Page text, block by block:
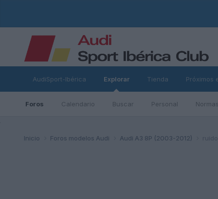
AudiSport-Ibérica Explorar
Foros Calendario Buscar Personal
Tienda Próximos
Inicio Foros modelos Audi Audi A3 8P (2003-2012)